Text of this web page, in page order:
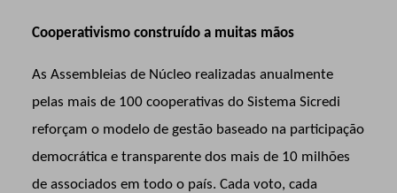
Cooperativismo construído a muitas mãos
As Assembleias de Núcleo realizadas anualmente
pelas mais de 100 cooperativas do Sistema Sicredi
reforçam o modelo de gestão baseado na participação
democrática e transparente dos mais de 10 milhões
de associados em todo o país. Cada voto, cada